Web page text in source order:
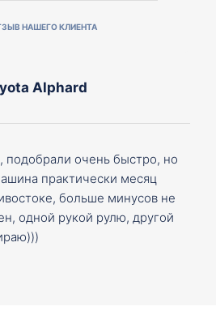
НАШЕГО КЛИЕНТА
Alphard
подобрали очень быстро, но
практически месяц
больше минусов не
одной рукой рулю, другой